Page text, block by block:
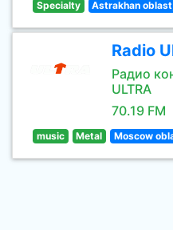
Specialty Astrakhan
Radio
Радио
ULTRA
70.19 FM
music Metal Moscow